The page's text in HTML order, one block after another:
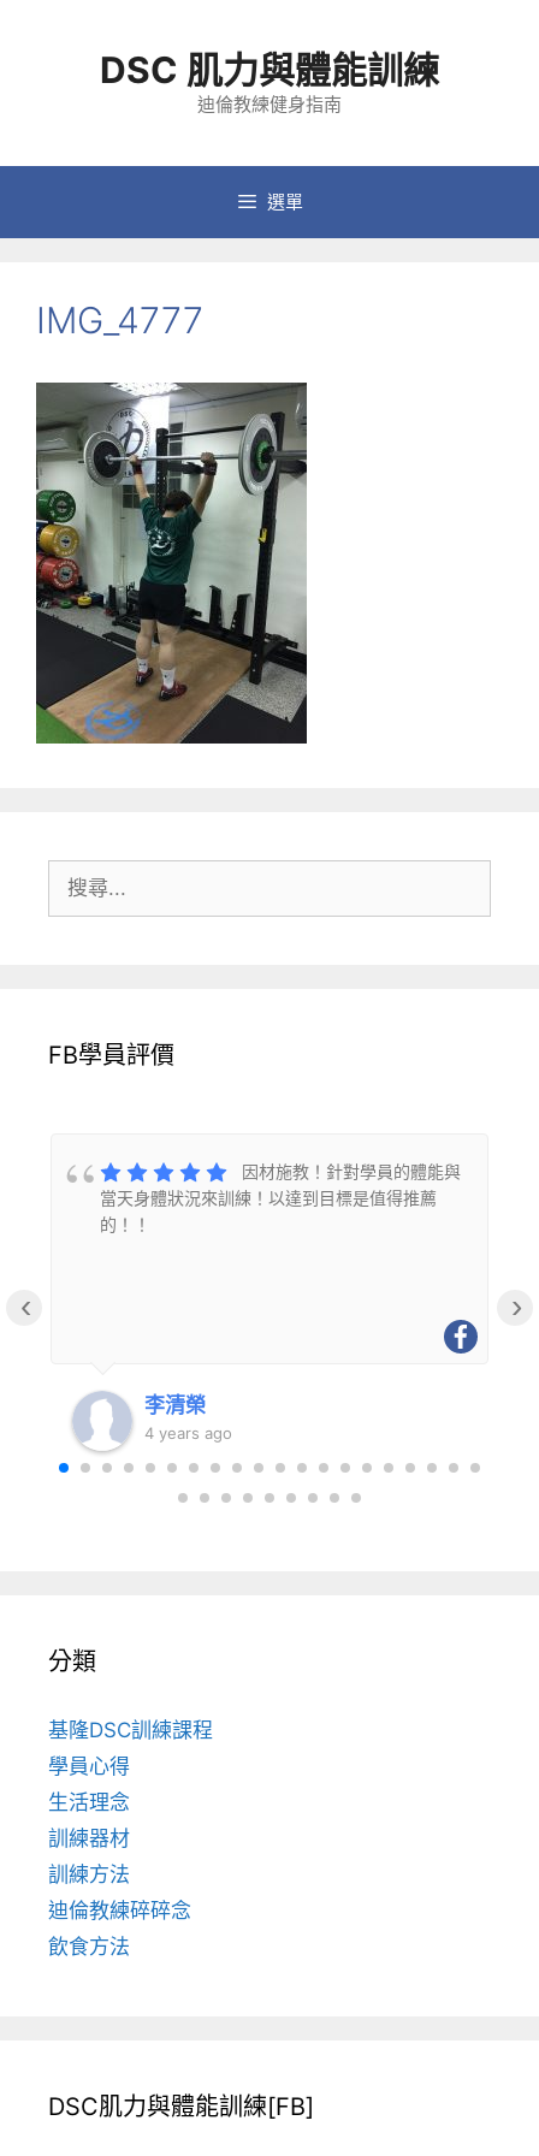
容
DSC 肌力與體能訓練
迪倫教練健身指南
選單
IMG_4777
尋:
FB學員評價
因材施教！針對學員的體能與
當天身體狀況來訓練！以達到目標是值得推薦
的！！
李清榮
4 years ago
‹ ›
分類
基隆DSC訓練課程
學員心得
生活理念
訓練器材
訓練方法
迪倫教練碎碎念
飲食方法
DSC肌力與體能訓練[FB]